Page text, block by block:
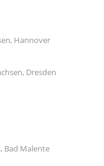
Hannover
Dresden
Bad Malente